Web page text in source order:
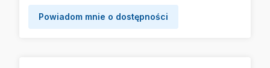
Powiadom mnie o dostępności